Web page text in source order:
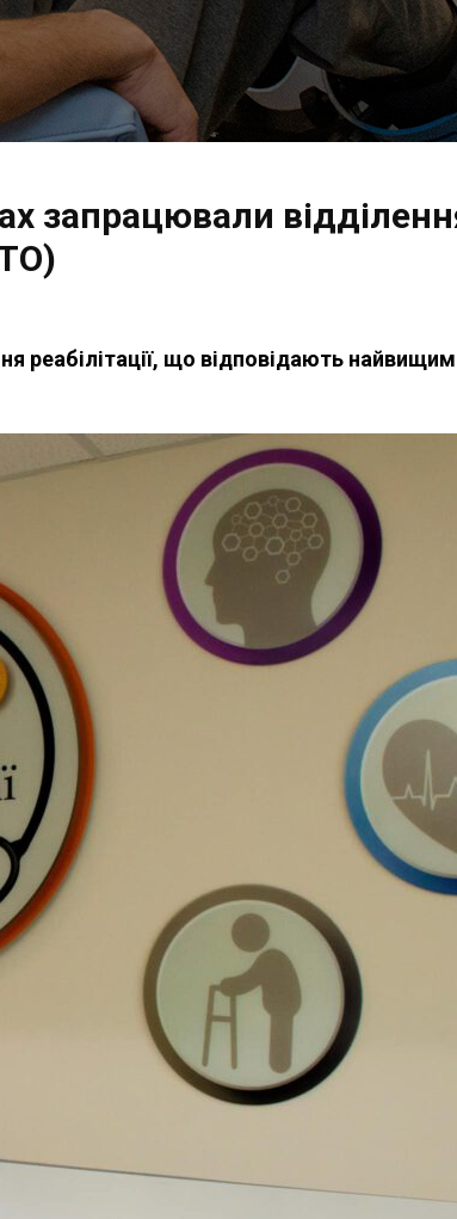
запрацювали відділення
реабілітації, що відповідають